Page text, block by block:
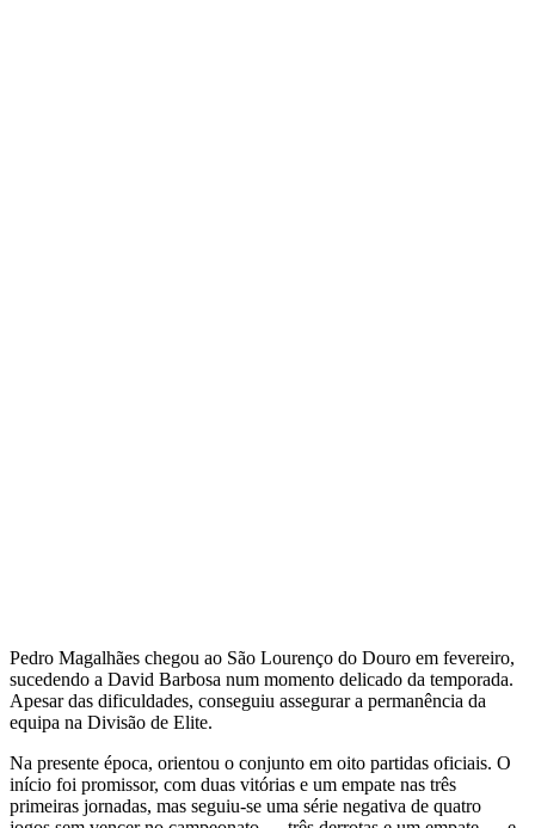
Pedro Magalhães chegou ao São Lourenço do Douro em fevereiro,
sucedendo a David Barbosa num momento delicado da temporada.
Apesar das dificuldades, conseguiu assegurar a permanência da
equipa na Divisão de Elite.
Na presente época, orientou o conjunto em oito partidas oficiais. O
início foi promissor, com duas vitórias e um empate nas três
primeiras jornadas, mas seguiu-se uma série negativa de quatro